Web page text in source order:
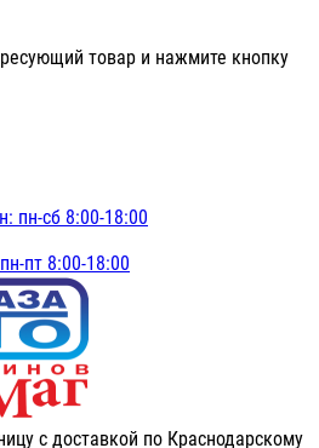
товар и нажмите кнопку
пн-сб 8:00-18:00
пт 8:00-18:00
с доставкой по Краснодарскому